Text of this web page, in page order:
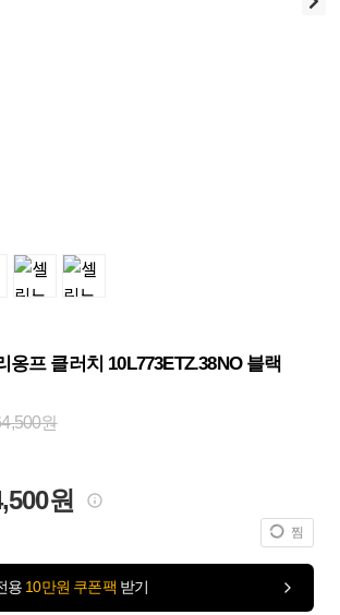
옹프 클러치 10L773ETZ.38NO 블랙
원
원
찜
용 10만원 쿠폰팩 받기